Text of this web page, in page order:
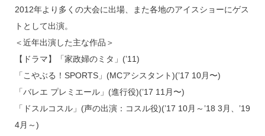
2012年より多くの大会に出場、また各地のアイスショーにゲス
トとして出演。
＜近年出演した主な作品＞
【ドラマ】「家政婦のミタ」(’11)
「こやぶる！SPORTS」(MCアシスタント)(’17 10月〜)
「バレエ プレミエール」(進行役)(’17 11月〜)
「ドスルコスル」(声の出演：コスル役)(’17 10月～’18 3月、’19
4月～)